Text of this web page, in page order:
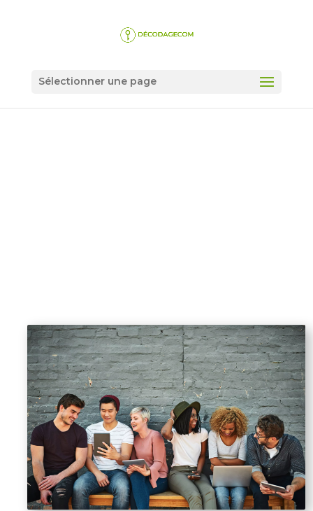
Sélectionner une page